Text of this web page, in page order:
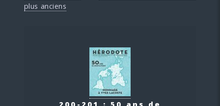
plus anciens
200-201 : 50 ans de